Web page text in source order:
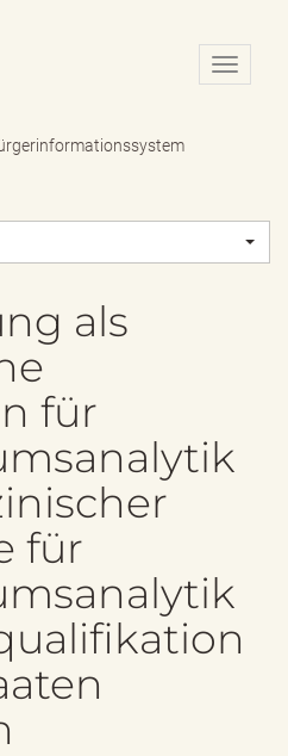
N
a
o
u
s
d
e
n
als
für
für